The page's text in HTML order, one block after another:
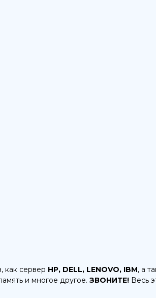
как сервер HP, DELL, LENOVO, IBM, а
и многое другое. ЗВОНИТЕ! Весь